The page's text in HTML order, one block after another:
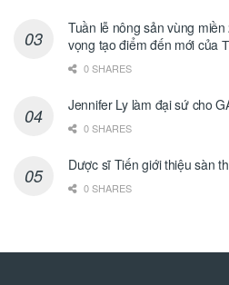
Tuần lễ nông sản vùng
vọng tạo điểm đến mới của
0 SHARES
Jennifer Ly làm đại sứ cho
0 SHARES
Dược sĩ Tiến giới thiệu sàn
0 SHARES